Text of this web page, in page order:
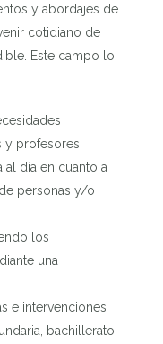
y abordajes de
cotidiano de
Este campo lo
y profesores.
al día en cuanto a
personas y/o
los
una
e intervenciones
bachillerato